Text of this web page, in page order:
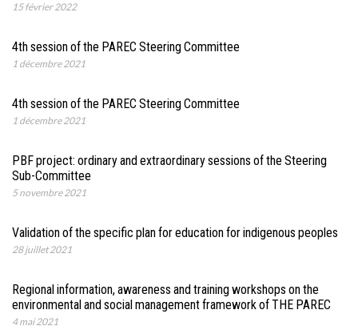
15 février 2022
4th session of the PAREC Steering Committee
1 décembre 2021
4th session of the PAREC Steering Committee
1 décembre 2021
PBF project: ordinary and extraordinary sessions of the Steering
Sub-Committee
5 novembre 2021
Validation of the specific plan for education for indigenous peoples
28 juillet 2021
Regional information, awareness and training workshops on the
environmental and social management framework of THE PAREC
4 mai 2021